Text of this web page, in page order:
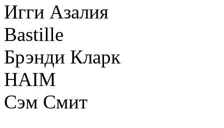
Игги Азалия
Bastille
Брэнди Кларк
HAIM
Сэм Смит